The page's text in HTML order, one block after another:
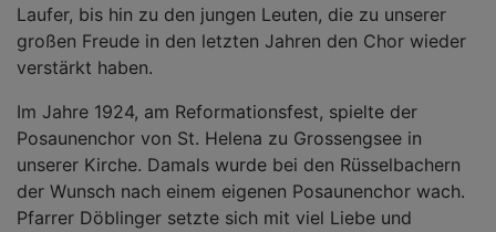
Laufer, bis hin zu den jungen Leuten, die zu unserer
großen Freude in den letzten Jahren den Chor wieder
verstärkt haben.
Im Jahre 1924, am Reformationsfest, spielte der
Posaunenchor von St. Helena zu Grossengsee in
unserer Kirche. Damals wurde bei den Rüsselbachern
der Wunsch nach einem eigenen Posaunenchor wach.
Pfarrer Döblinger setzte sich mit viel Liebe und